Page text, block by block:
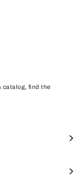
catalog, find the
store.